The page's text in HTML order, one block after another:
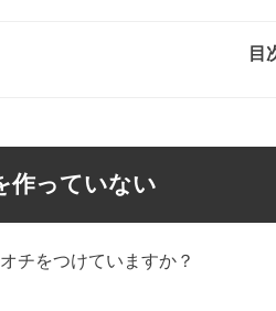
目
作っていない
チをつけていますか？